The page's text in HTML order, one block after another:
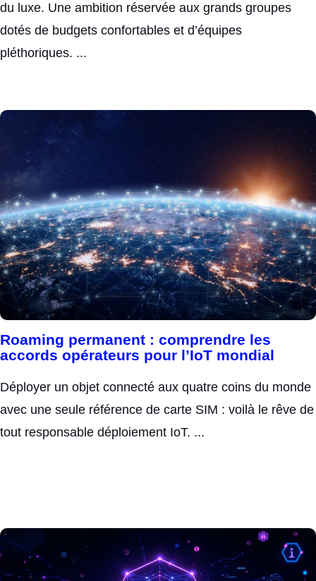
du luxe. Une ambition réservée aux grands groupes
dotés de budgets confortables et d’équipes
pléthoriques. ...
Roaming permanent : comprendre les
accords opérateurs pour l’IoT mondial
Déployer un objet connecté aux quatre coins du monde
avec une seule référence de carte SIM : voilà le rêve de
tout responsable déploiement IoT. ...